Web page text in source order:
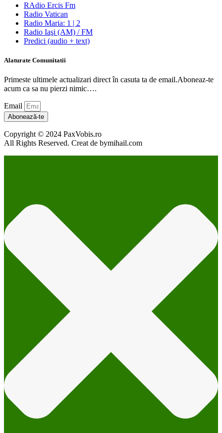
RAdio Ercis Fm
Radio Vatican
Radio Maria: 1 | 2
Radio Iaşi (AM) / FM
Predici (audio + text)
Alaturate Comunitatii
Primeste ultimele actualizari direct în casuta ta de email.Aboneaz-te
acum ca sa nu pierzi nimic….
Email
Abonează-te
Copyright © 2024 PaxVobis.ro
All Rights Reserved. Creat de bymihail.com